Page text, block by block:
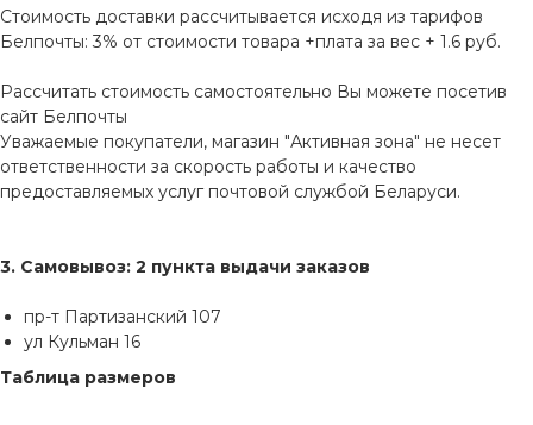
Стоимость доставки рассчитывается исходя из тарифов
Белпочты: 3% от стоимости товара +плата за вес + 1.6 руб.
Рассчитать стоимость самостоятельно Вы можете посетив
сайт Белпочты
Уважаемые покупатели, магазин "Активная зона" не несет
ответственности за скорость работы и качество
предоставляемых услуг почтовой службой Беларуси.
3. Самовывоз: 2 пункта выдачи заказов
пр-т Партизанский 107
ул Кульман 16
Таблица размеров